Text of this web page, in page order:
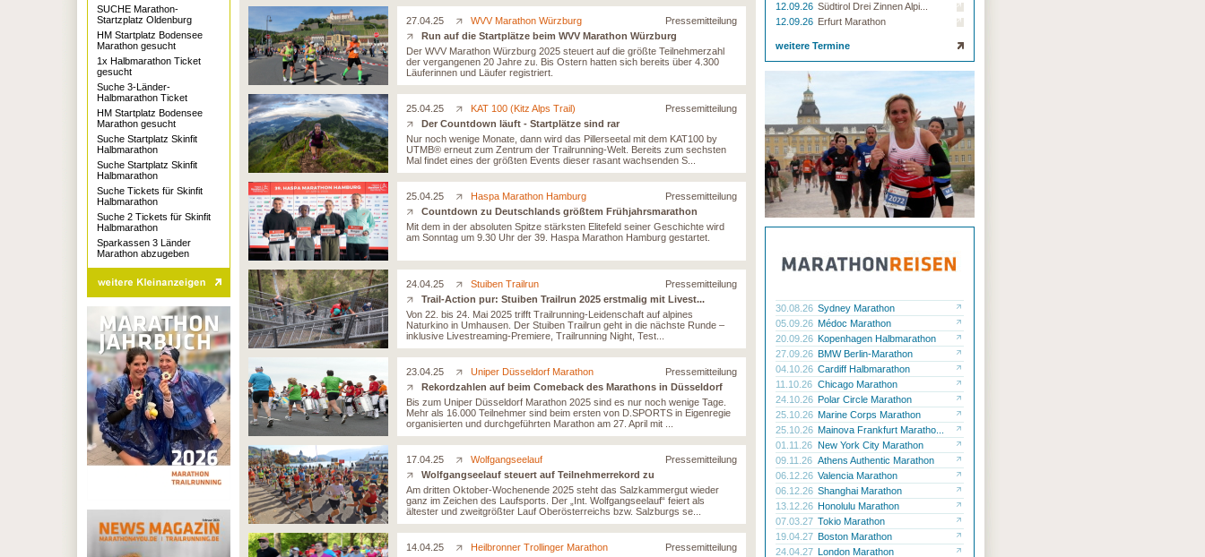
27.04.25 WVV Marathon Würzburg
Pressemitteilung
Run auf die Startplätze beim WVV Marathon Würzburg
Der WVV Marathon Würzburg 2025 steuert auf die größte Teilnehmerzahl
der vergangenen 20 Jahre zu. Bis Ostern hatten sich bereits über 4.300
Läuferinnen und Läufer registriert.
25.04.25 KAT 100 (Kitz Alps Trail)
Pressemitteilung
Der Countdown läuft - Startplätze sind rar
Nur noch wenige Monate, dann wird das Pillerseetal mit dem KAT100 by
UTMB® erneut zum Zentrum der Trailrunning-Welt. Bereits zum sechsten
Mal findet eines der größten Events dieser rasant wachsenden S...
25.04.25 Haspa Marathon Hamburg
Pressemitteilung
Countdown zu Deutschlands größtem Frühjahrsmarathon
Mit dem in der absoluten Spitze stärksten Elitefeld seiner Geschichte wird
am Sonntag um 9.30 Uhr der 39. Haspa Marathon Hamburg gestartet.
24.04.25 Stuiben Trailrun
Pressemitteilung
Trail-Action pur: Stuiben Trailrun 2025 erstmalig mit Livest...
Von 22. bis 24. Mai 2025 trifft Trailrunning-Leidenschaft auf alpines
Naturkino in Umhausen. Der Stuiben Trailrun geht in die nächste Runde –
inklusive Livestreaming-Premiere, Trailrunning Night, Test...
23.04.25 Uniper Düsseldorf Marathon
Pressemitteilung
Rekordzahlen auf beim Comeback des Marathons in Düsseldorf
Bis zum Uniper Düsseldorf Marathon 2025 sind es nur noch wenige Tage.
Mehr als 16.000 Teilnehmer sind beim ersten von D.SPORTS in Eigenregie
organisierten und durchgeführten Marathon am 27. April mit ...
17.04.25 Wolfgangseelauf
Pressemitteilung
Wolfgangseelauf steuert auf Teilnehmerrekord zu
Am dritten Oktober-Wochenende 2025 steht das Salzkammergut wieder
ganz im Zeichen des Laufsports. Der „Int. Wolfgangseelauf“ feiert als
ältester und zweitgrößter Lauf Oberösterreichs bzw. Salzburgs se...
14.04.25 Heilbronner Trollinger Marathon Pressemitteilung
12.09.26 Südtirol Drei Zinnen Alpi...
12.09.26 Erfurt Marathon
weitere Termine
30.08.26 Sydney Marathon
05.09.26 Médoc Marathon
20.09.26 Kopenhagen Halbmarathon
27.09.26 BMW Berlin-Marathon
04.10.26 Cardiff Halbmarathon
11.10.26 Chicago Marathon
24.10.26 Polar Circle Marathon
25.10.26 Marine Corps Marathon
25.10.26 Mainova Frankfurt Maratho...
01.11.26 New York City Marathon
09.11.26 Athens Authentic Marathon
06.12.26 Valencia Marathon
06.12.26 Shanghai Marathon
13.12.26 Honolulu Marathon
07.03.27 Tokio Marathon
19.04.27 Boston Marathon
24.04.27 London Marathon
SUCHE Marathon-
Startzplatz Oldenburg
HM Startplatz Bodensee
Marathon gesucht
1x Halbmarathon Ticket
gesucht
Suche 3-Länder-
Halbmarathon Ticket
HM Startplatz Bodensee
Marathon gesucht
Suche Startplatz Skinfit
Halbmarathon
Suche Startplatz Skinfit
Halbmarathon
Suche Tickets für Skinfit
Halbmarathon
Suche 2 Tickets für Skinfit
Halbmarathon
Sparkassen 3 Länder
Marathon abzugeben